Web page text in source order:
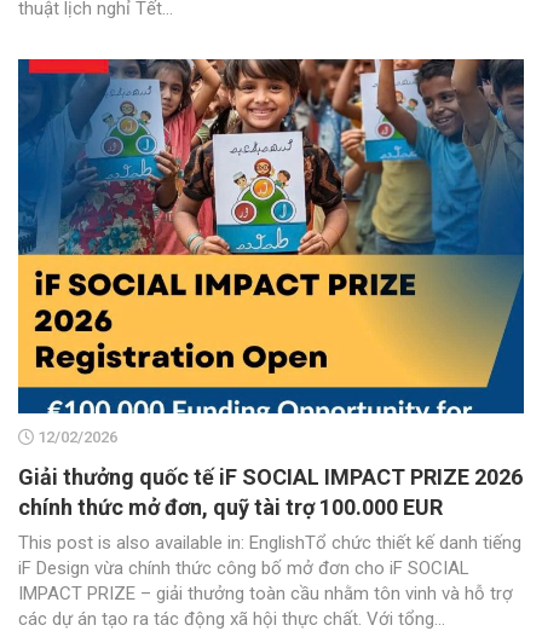
thuật lịch nghỉ Tết...
12/02/2026
Giải thưởng quốc tế iF SOCIAL IMPACT PRIZE 2026
chính thức mở đơn, quỹ tài trợ 100.000 EUR
This post is also available in: EnglishTổ chức thiết kế danh tiếng
iF Design vừa chính thức công bố mở đơn cho iF SOCIAL
IMPACT PRIZE – giải thưởng toàn cầu nhằm tôn vinh và hỗ trợ
các dự án tạo ra tác động xã hội thực chất. Với tổng...